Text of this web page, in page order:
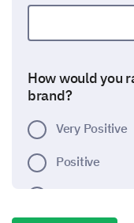
Other:
How would you
brand?
Very Positive
Positive